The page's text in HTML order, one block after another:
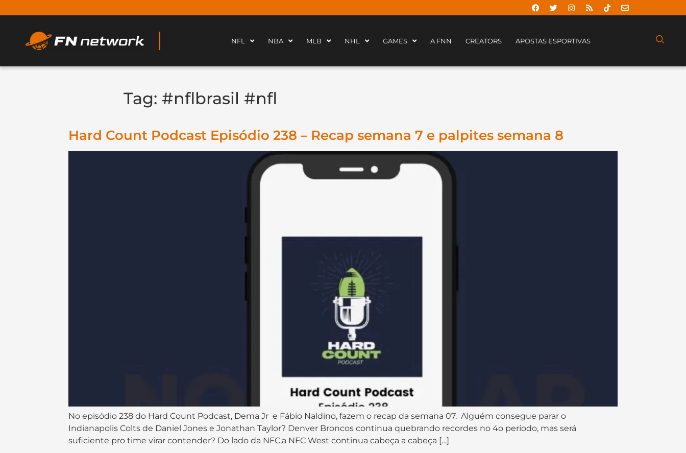
NFL NBA MLB NHL GAMES A FNN CREATORS APOSTAS ESPORTIVAS
Tag: #nflbrasil #nfl
Hard Count Podcast Episódio 238 – Recap semana 7 e palpites semana 8
No episódio 238 do ⁠⁠⁠⁠⁠⁠⁠⁠⁠⁠⁠⁠⁠⁠⁠⁠⁠⁠Hard Count Podcast⁠⁠⁠⁠⁠⁠⁠⁠⁠⁠⁠⁠⁠⁠⁠⁠⁠⁠, Dema Jr⁠⁠⁠⁠⁠⁠ ⁠⁠⁠⁠⁠⁠⁠⁠⁠⁠⁠ e Fábio Naldino⁠⁠⁠⁠⁠⁠⁠⁠⁠⁠⁠⁠⁠⁠, fazem o recap da semana 07. Alguém consegue parar o
Indianapolis Colts de Daniel Jones e Jonathan Taylor? Denver Broncos continua quebrando recordes no 4o período, mas será
suficiente pro time virar contender? Do lado da NFC,a NFC West continua cabeça a cabeça […]